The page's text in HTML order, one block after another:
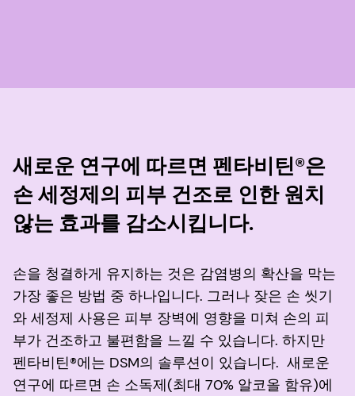
새로운 연구에 따르면 펜타비틴®은
손 세정제의 피부 건조로 인한 원치
않는 효과를 감소시킵니다.
손을 청결하게 유지하는 것은 감염병의 확산을 막는
가장 좋은 방법 중 하나입니다. 그러나 잦은 손 씻기
와 세정제 사용은 피부 장벽에 영향을 미쳐 손의 피
부가 건조하고 불편함을 느낄 수 있습니다. 하지만
펜타비틴®에는 DSM의 솔루션이 있습니다. 새로운
연구에 따르면 손 소독제(최대 70% 알코올 함유)에